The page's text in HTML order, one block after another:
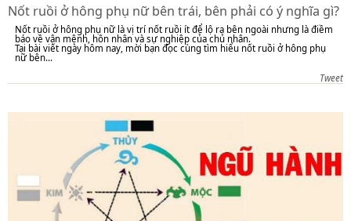
Nốt ruồi ở hông phụ nữ bên trái, bên phải có ý nghĩa gì?
Nốt ruồi ở hông phụ nữ là vị trí nốt ruồi ít để lộ ra bên ngoài nhưng là điềm
báo về vận mệnh, hôn nhân và sự nghiệp của chủ nhân.
Tại bài viết ngày hôm nay, mời bạn đọc cùng tìm hiểu nốt ruồi ở hông phụ
nữ bên...
Tweet